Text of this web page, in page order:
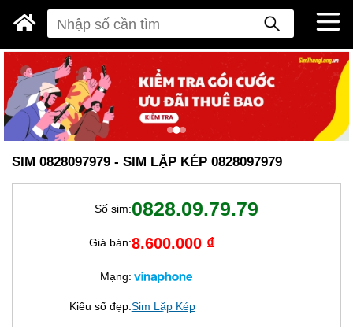
SIM 0828097979 - SIM LẶP KÉP 0828097979
Số sim:0828.09.79.79
Giá bán:8.600.000 ₫
Mạng:
Kiểu số đẹp:Sim Lặp Kép